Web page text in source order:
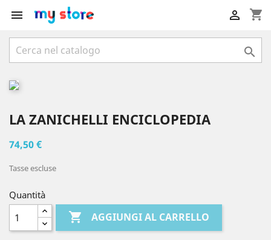
 shopping_cart


LA ZANICHELLI ENCICLOPEDIA
74,50 €
Tasse escluse
Quantità
 AGGIUNGI AL CARRELLO